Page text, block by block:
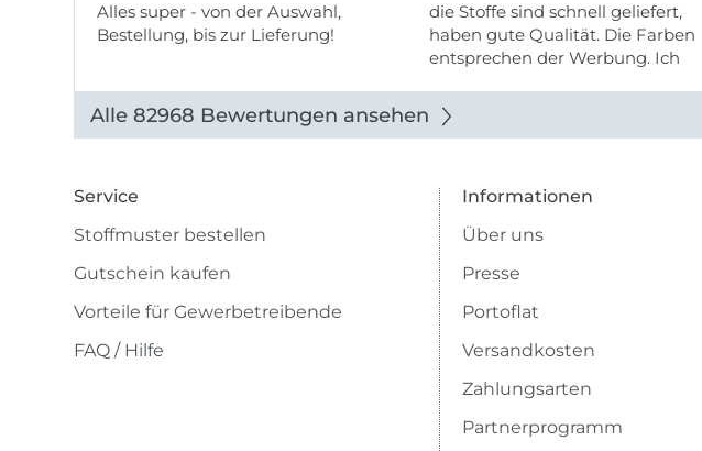
Alles super - von der Auswahl,
Bestellung, bis zur Lieferung!
die Stoffe sind schnell geliefert,
haben gute Qualität. Die Farben
entsprechen der Werbung. Ich
auch die Firma empfehlen.
Alle 82968 Bewertungen ansehen
Service
Stoffmuster bestellen
Gutschein kaufen
Vorteile für Gewerbetreibende
FAQ / Hilfe
Informationen
Über uns
Presse
Portoflat
Versandkosten
Zahlungsarten
Partnerprogramm